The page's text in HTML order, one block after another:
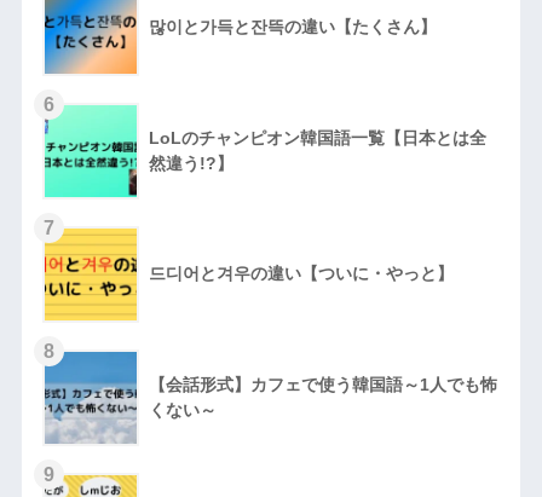
많이と가득と잔뜩の違い【たくさん】
6
LoLのチャンピオン韓国語一覧【日本とは全
然違う!?】
7
드디어と겨우の違い【ついに・やっと】
8
【会話形式】カフェで使う韓国語～1人でも怖
くない～
9